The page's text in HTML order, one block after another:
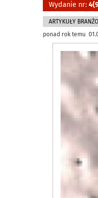
Wydanie nr:
ARTYKUŁY
ponad rok temu